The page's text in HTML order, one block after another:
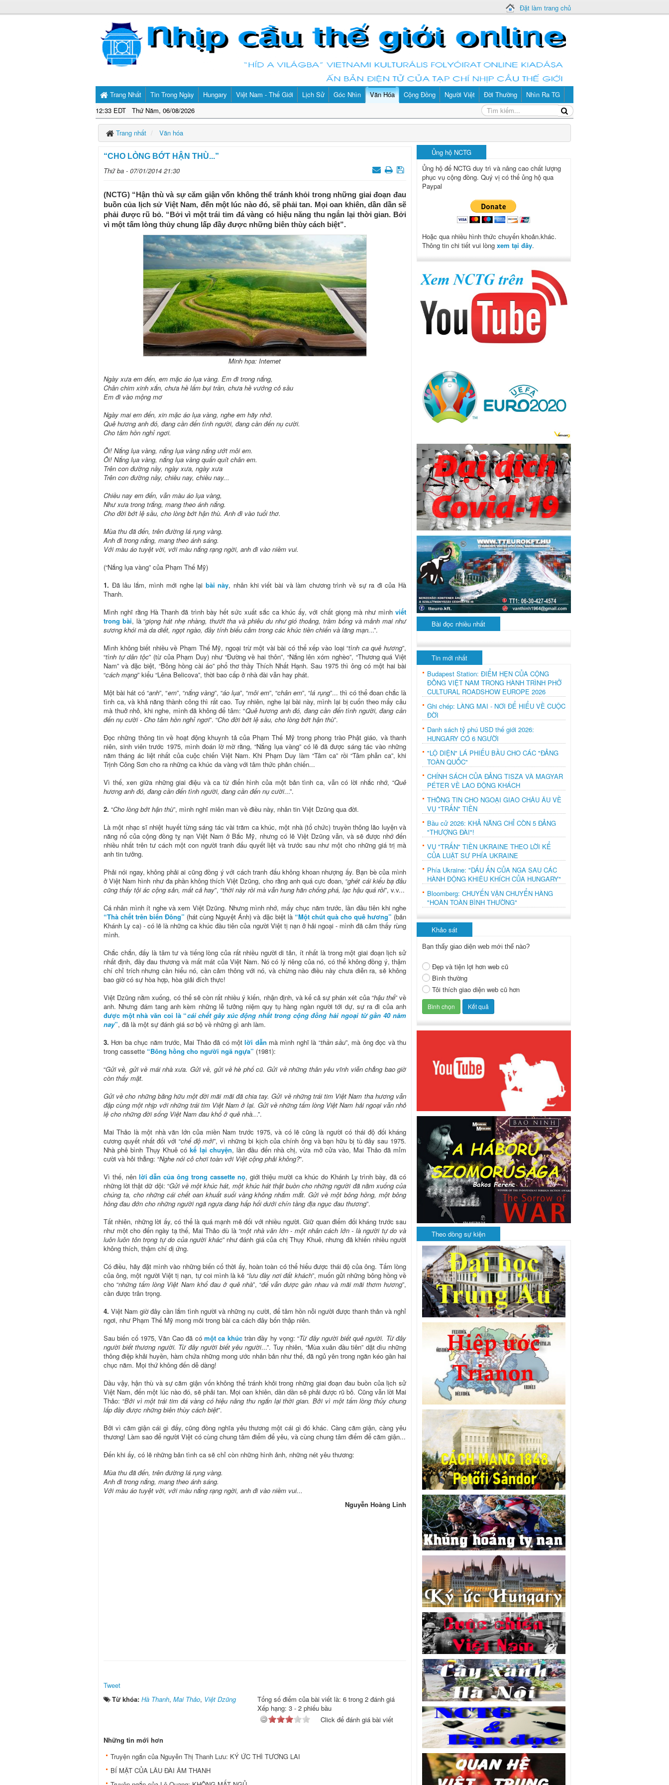
Đặt làm trang chủ
Trang Nhất
12:33 EDT Thứ Năm, 06/08/2026
Tin Trong Ngày Hungary Việt Nam - Thế Giới Lịch Sử Góc Nhìn Văn Hóa Cộng Đồng Người Việt Đời Thường Nhìn Ra TG
Trang nhất Văn hóa
“CHO LÒNG BỚT HẬN THÙ...”
Thứ ba - 07/01/2014 21:30
(NCTG) “Hận thù và sự căm giận vốn không thể tránh khỏi trong những giai đoạn đau
buồn của lịch sử Việt Nam, đến một lúc nào đó, sẽ phải tan. Mọi oan khiên, dần dần sẽ
phải được rũ bỏ. “Bởi vì một trái tim đá vàng có hiệu năng thu ngắn lại thời gian. Bởi
vì một tấm lòng thủy chung lấp đầy được những biên thùy cách biệt”.
Minh họa: Internet
Ngày xưa em đến, em mặc áo lụa vàng. Em đi trong nắng,
Chân chim xinh xắn, chưa hề lấm bụi trần, chưa hề vướng cỏ sầu
Em đi vào mộng mơ
Ngày mai em đến, xin mặc áo lụa vàng, nghe em hãy nhớ.
Quê hương anh đó, đang cần đến tình người, đang cần đến nụ cười.
Cho tâm hồn nghỉ ngơi.
Ôi! Nắng lụa vàng, nắng lụa vàng nắng ướt môi em.
Ôi! Nắng lụa vàng, nắng lụa vàng quấn quít chân em.
Trên con đường nầy, ngày xưa, ngày xưa
Trên con đường nầy, chiều nay, chiều nay...
Chiều nay em đến, vẫn màu áo lụa vàng,
Như xưa trong trắng, mang theo ánh nắng.
Cho đời bớt lệ sầu, cho lòng bớt hận thù. Anh đi vào tuổi thơ.
Mùa thu đã đến, trên đường lá rụng vàng.
Anh đi trong nắng, mang theo ánh sáng.
Với màu áo tuyệt vời, với màu nắng rạng ngời, anh đi vào niềm vui.
(“Nắng lụa vàng” của Phạm Thế Mỹ)
1. Đã lâu lắm, mình mới nghe lại bài này, nhân khi viết bài và làm chương trình về sự ra đi của Hà
Thanh.
Mình nghĩ rằng Hà Thanh đã trình bày hết sức xuất sắc ca khúc ấy, với chất giọng mà như mình viết
trong bài, là “giọng hát nhẹ nhàng, thướt tha và phiêu du như gió thoảng, trầm bổng và mảnh mai như
sương khói mà da diết, ngọt ngào, đầy tính biểu cảm trong các khúc tiền chiến và lãng mạn...”.
Mình không biết nhiều về Phạm Thế Mỹ, ngoại trừ một vài bài có thể xếp vào loại “tình ca quê hương”,
“tình tự dân tộc” (từ của Phạm Duy) như “Đường về hai thôn”, “Nắng lên xóm nghèo”, “Thương quá Việt
Nam” và đặc biệt, “Bông hồng cài áo” phổ thơ thầy Thích Nhất Hạnh. Sau 1975 thì ông có một hai bài
“cách mạng” kiểu “Lêna Belicova”, thời bao cấp ở nhà đài vẫn hay phát.
Một bài hát có “anh”, “em”, “nắng vàng”, “áo lụa”, “môi em”, “chân em”, “lá rụng”... thì có thể đoan chắc là
tình ca, và khả năng thành công thì rất cao. Tuy nhiên, nghe lại bài này, mình lại bị cuốn theo mấy câu
mà thuở nhỏ, khi nghe, mình đã không để tâm: “Quê hương anh đó, đang cần đến tình người, đang cần
đến nụ cười - Cho tâm hồn nghỉ ngơi”. “Cho đời bớt lệ sầu, cho lòng bớt hận thù”.
Đọc những thông tin về hoạt động khuynh tả của Phạm Thế Mỹ trong phong trào Phật giáo, và thanh
niên, sinh viên trước 1975, mình đoán lờ mờ rằng, “Nắng lụa vàng” có lẽ đã được sáng tác vào những
năm tháng ác liệt nhất của cuộc chiến Việt Nam. Khi Phạm Duy làm “Tâm ca” rồi “Tâm phẫn ca”, khi
Trịnh Công Sơn cho ra những ca khúc da vàng với tâm thức phản chiến...
Vì thế, xen giữa những giai điệu và ca từ điển hình của một bản tình ca, vẫn có lời nhắc nhớ, “Quê
hương anh đó, đang cần đến tình người, đang cần đến nụ cười...”.
2. “Cho lòng bớt hận thù”, mình nghĩ miên man về điều này, nhân tin Việt Dzũng qua đời.
Là một nhạc sĩ nhiệt huyết từng sáng tác vài trăm ca khúc, một nhà (tổ chức) truyền thông lão luyện và
năng nổ của cộng đồng tỵ nạn Việt Nam ở Bắc Mỹ, nhưng có lẽ Việt Dzũng vẫn, và sẽ được nhớ đến
nhiều nhất trên tư cách một con người tranh đấu quyết liệt và trước sau như một cho những giá trị mà
anh tin tưởng.
Phải nói ngay, không phải ai cũng đồng ý với cách tranh đấu không khoan nhượng ấy. Bạn bè của mình
ở Việt Nam hình như đa phần không thích Việt Dzũng, cho rằng anh quá cực đoan, “ghét cái kiểu bạ đâu
cũng thấy tội ác cộng sản, mất cả hay”, “thời này rồi mà vẫn hung hãn chống phá, lạc hậu quá rồi”, v.v...
Cá nhân mình ít nghe và xem Việt Dzũng. Nhưng mình nhớ, mấy chục năm trước, lần đầu tiên khi nghe
“Thà chết trên biển Đông” (hát cùng Nguyệt Ánh) và đặc biệt là “Một chút quà cho quê hương” (bản
Khánh Ly ca) - có lẽ là những ca khúc đầu tiên của người Việt tị nạn ở hải ngoại - mình đã cảm thấy rùng
mình.
Chắc chắn, đấy là tâm tư và tiếng lòng của rất nhiều người di tản, ít nhất là trong một giai đoạn lịch sử
nhất định, đầy đau thương và mất mát của Việt Nam. Nó có lý riêng của nó, có thể không đồng ý, thậm
chí chỉ trích nhưng cần hiểu nó, cần cảm thông với nó, và chừng nào điều này chưa diễn ra, sẽ không
bao giờ có sự hòa hợp, hòa giải đích thực!
Việt Dzũng nằm xuống, có thể sẽ còn rất nhiều ý kiến, nhận định, và kể cả sự phán xét của “hậu thế” về
anh. Nhưng đám tang anh kèm những lễ tưởng niệm quy tụ hàng ngàn người tới dự, sự ra đi của anh
được một nhà văn coi là “cái chết gây xúc động nhất trong cộng đồng hải ngoại từ gần 40 năm
nay”, đã là một sự đánh giá sơ bộ về những gì anh làm.
3. Hơn ba chục năm trước, Mai Thảo đã có mộtlời dẫn mà mình nghĩ là “thần sầu”, mà ông đọc và thu
trong cassette “Bông hồng cho người ngã ngựa” (1981):
“Gửi về, gửi về mái nhà xưa. Gửi về, gửi về hè phố cũ. Gửi về những thân yêu vĩnh viễn chẳng bao giờ
còn thấy mặt.
Gửi về cho những bằng hữu một đời mãi mãi đã chia tay. Gửi về những trái tim Việt Nam tha hương vẫn
đập cùng một nhịp với những trái tim Việt Nam ở lại. Gửi về những tấm lòng Việt Nam hải ngoại vẫn nhỏ
lệ cho những đời sống Việt Nam đau khổ ở quê nhà...”.
Mai Thảo là một nhà văn lớn của miền Nam trước 1975, và có lẽ cũng là người có thái độ đối kháng
cương quyết nhất đối với “chế độ mới”, vì những bi kịch của chính ông và bạn hữu bị tù đây sau 1975.
Nhà phê bình Thụy Khuê cókể lại chuyện, lần đầu đến nhà chị, vừa mở cửa vào, Mai Thảo đã mỉm
cười và hỏi thẳng: “Nghe nói cô chơi toàn với Việt cộng phải không?”.
Vì thế, nên lời dẫn của ông trong cassette nọ, giới thiệu mười ca khúc do Khánh Ly trình bày, đã có
những lời thật dữ dội: “Gửi về một khúc hát, một khúc hát thật buồn cho những người đã nằm xuống của
chúng ta, cho những cái chết oan khuất suối vàng không nhắm mắt. Gửi về một bông hồng, một bông
hồng đau đớn cho những người ngã ngựa đang hấp hối dưới chín tầng địa ngục đau thương”.
Tất nhiên, những lời ấy, có thể là quá mạnh mẽ đối với nhiều người. Giữ quan điểm đối kháng trước sau
như một cho đến ngày tạ thế, Mai Thảo dù là “một nhà văn lớn - một nhân cách lớn - là người tự do và
luôn luôn tôn trọng tự do của người khác” như đánh giá của chị Thụy Khuê, nhưng đã khiến nhiều người
không thích, thậm chí dị ứng.
Có điều, hãy đặt mình vào những biến cố thời ấy, hoàn toàn có thể hiểu được thái độ của ông. Tấm lòng
của ông, một người Việt tị nạn, tự coi mình là kẻ “lưu đày nơi đất khách”, muốn gửi những bông hồng về
cho “những tấm lòng Việt Nam khổ đau ở quê nhà”, “để vẫn được gần nhau và mãi mãi thơm hương”,
cần được trân trọng.
4. Việt Nam giờ đây cần lắm tình người và những nụ cười, để tâm hồn nỗi người được thanh thản và nghỉ
ngơi, như Phạm Thế Mỹ mong mỏi trong bài ca cách đây bốn thập niên.
Sau biến cố 1975, Văn Cao đã có một ca khúctràn đầy hy vọng: “Từ đây người biết quê người. Từ đây
người biết thương người. Từ đây người biết yêu người...”. Tuy nhiên, “Mùa xuân đầu tiên” dặt dìu những
thông điệp khải huyền, hàm chứa những mong ước nhân bản như thế, đã ngủ yên trong ngăn kéo gần hai
chục năm. Mọi thứ không đến dễ dàng!
Dầu vậy, hận thù và sự căm giận vốn không thể tránh khỏi trong những giai đoạn đau buồn của lịch sử
Việt Nam, đến một lúc nào đó, sẽ phải tan. Mọi oan khiên, dần dần sẽ phải được rũ bỏ. Cũng vẫn lời Mai
Thảo: “Bởi vì một trái tim đá vàng có hiệu năng thu ngắn lại thời gian. Bởi vì một tấm lòng thủy chung
lấp đầy được những biên thùy cách biệt”.
Bởi vì căm giận cái gì đấy, cũng đồng nghĩa yêu thương một cái gì đó khác. Càng căm giận, càng yêu
thương! Làm sao để người Việt có cùng chung tâm điểm để yêu, và cùng chung tâm điểm để căm giận...
Đến khi ấy, có lẽ những bản tình ca sẽ chỉ còn những hình ảnh, những nét yêu thương:
Mùa thu đã đến, trên đường lá rụng vàng.
Anh đi trong nắng, mang theo ánh sáng.
Với màu áo tuyệt vời, với màu nắng rạng ngời, anh đi vào niềm vui...
Nguyễn Hoàng Linh
Tweet
Từ khóa: Hà Thanh, Mai Thảo, Việt Dzũng
Tổng số điểm của bài viết là: 6 trong 2 đánh giá
Xếp hạng: 3- 2phiếu bầu
Click để đánh giá bài viết
Những tin mới hơn
Truyện ngắn của Nguyễn Thị Thanh Lưu: KÝ ỨC THÌ TƯƠNG LAI
BÍ MẬT CỦA LÂU ĐÀI ÂM THANH
Ủng hộ NCTG
Ủng hộ để NCTG duy trì và nâng cao chất lượng
phục vụ cộng đồng. Quý vị có thể ủng hộ qua
Paypal
Hoặc qua nhiều hình thức chuyển khoản.khác.
Thông tin chi tiết vui lòng xem tại đây.
Bài đọc nhiều nhất
Tin mới nhất
Budapest Station: ĐIỂM HẸN CỦA CỘNG
ĐỒNG VIỆT NAM TRONG HÀNH TRÌNH PHỞ
CULTURAL ROADSHOW EUROPE 2026
Ghi chép: LÀNG MAI - NƠI ĐỂ HIỂU VỀ CUỘC
ĐỜI
Danh sách tỷ phú USD thế giới 2026:
HUNGARY CÓ 6 NGƯỜI
"LỘ DIỆN" LÁ PHIẾU BẦU CHO CÁC "ĐẢNG
TOÀN QUỐC"
CHÍNH SÁCH CỦA ĐẢNG TISZA VÀ MAGYAR
PÉTER VỀ LAO ĐỘNG KHÁCH
THÔNG TIN CHO NGOẠI GIAO CHÂU ÂU VỀ
VỤ "TRẤN" TIỀN
Bầu cử 2026: KHẢ NĂNG CHỈ CÒN 5 ĐẢNG
"THƯỢNG ĐÀI"!
VỤ "TRẤN" TIỀN UKRAINE THEO LỜI KỂ
CỦA LUẬT SƯ PHÍA UKRAINE
Phía Ukraine: "DẤU ẤN CỦA NGA SAU CÁC
HÀNH ĐỘNG KHIÊU KHÍCH CỦA HUNGARY"
Bloomberg: CHUYẾN VẬN CHUYỂN HÀNG
"HOÀN TOÀN BÌNH THƯỜNG"
Khảo sát
Bạn thấy giao diện web mới thế nào?
Đẹp và tiện lợi hơn web cũ
Bình thường
Tôi thích giao diện web cũ hơn
Theo dòng sự kiện